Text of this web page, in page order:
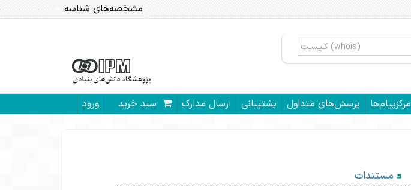
مشخصه‌های شناسه
مرکزپیام‌ها پرسش‌های متداول پشتیبانی ارسال مدارک سبد خرید ‎ ورود
مستندات